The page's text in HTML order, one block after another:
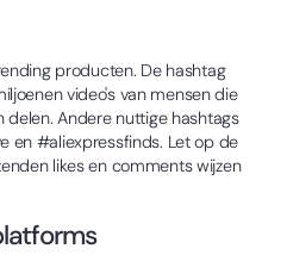
producten. De hashtag
video's van mensen die
delen. Andere nuttige hashtags
en #aliexpressfinds. Let op de
likes en comments wijzen